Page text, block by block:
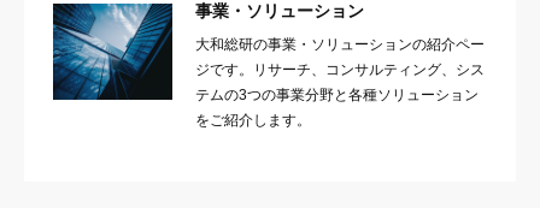
事業・ソリューション
大和総研の事業・ソリューションの紹介ペー
ジです。リサーチ、コンサルティング、シス
テムの3つの事業分野と各種ソリューション
をご紹介します。